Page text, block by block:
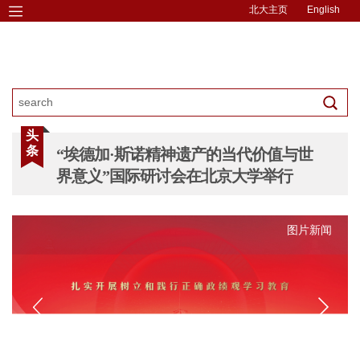
北大主页 English
头
条
“埃德加·斯诺精神遗产的当代价值与世
界意义”国际研讨会在北京大学举行
图片新闻
图片新闻
图片新闻
图片新闻